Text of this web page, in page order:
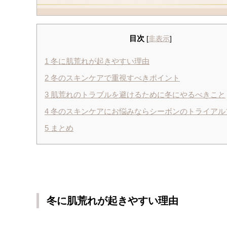
目次 [非表示]
1 冬に肌荒れが起きやすい理由
2 冬のスキンケアで重視すべきポイント
3 肌荒れのトラブルを避けるために冬にやるべきこと
4 冬のスキンケアにお悩みならシーボンのトライア
5 まとめ
冬に肌荒れが起きやすい理由